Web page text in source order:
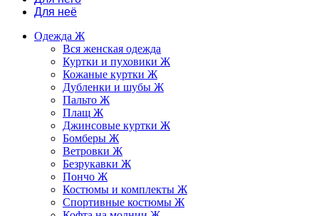
Для неё
Одежда Ж
Вся женская одежда
Куртки и пуховики Ж
Кожаные куртки Ж
Дубленки и шубы Ж
Пальто Ж
Плащ Ж
Джинсовые куртки Ж
Бомберы Ж
Ветровки Ж
Безрукавки Ж
Пончо Ж
Костюмы и комплекты Ж
Спортивные костюмы Ж